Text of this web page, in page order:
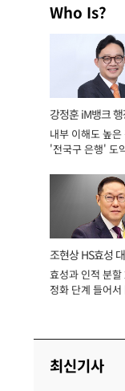
Who Is?
강정훈 iM뱅크
내부 이해도 높
'전국구 은행' 도
조현상 HS효성
장
효성과 인적 분
정화 단계 들어
최신기사